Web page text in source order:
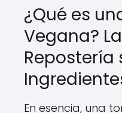
¿Qué es
Vegana?
Repostería
En esencia, una